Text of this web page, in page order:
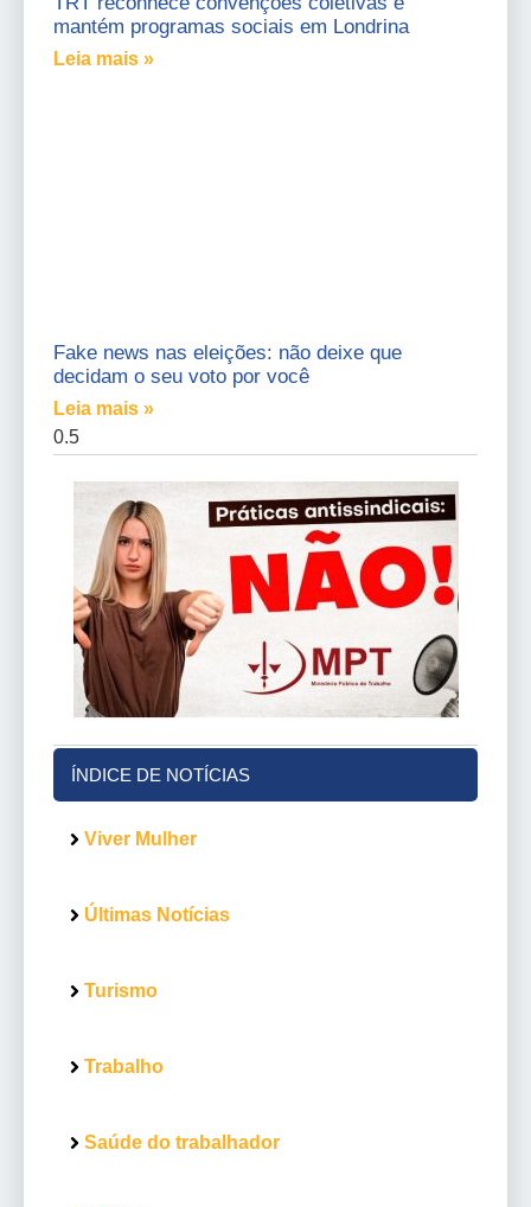
mantém programas sociais em Londrina
Leia mais »
Fake news nas eleições: não deixe que
decidam o seu voto por você
Leia mais »
ÍNDICE DE NOTÍCIAS
Viver Mulher
Últimas Notícias
Turismo
Trabalho
Saúde do trabalhador